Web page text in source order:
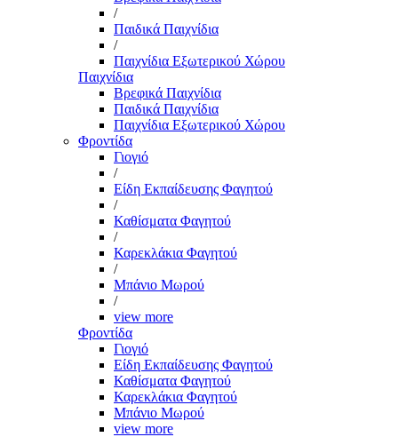
/
Παιδικά Παιχνίδια
/
Παιχνίδια Εξωτερικού Χώρου
Παιχνίδια
Βρεφικά Παιχνίδια
Παιδικά Παιχνίδια
Παιχνίδια Εξωτερικού Χώρου
Φροντίδα
Γιογιό
/
Είδη Εκπαίδευσης Φαγητού
/
Καθίσματα Φαγητού
/
Καρεκλάκια Φαγητού
/
Μπάνιο Μωρού
/
view more
Φροντίδα
Γιογιό
Είδη Εκπαίδευσης Φαγητού
Καθίσματα Φαγητού
Καρεκλάκια Φαγητού
Μπάνιο Μωρού
view more